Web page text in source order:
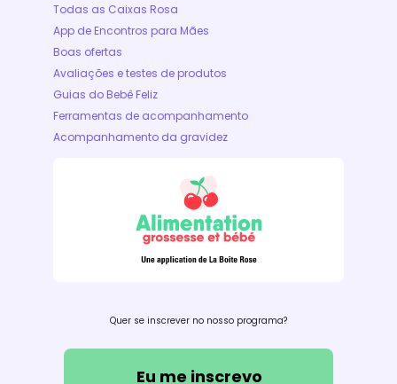
Todas as Caixas Rosa
App de Encontros para Mães
Boas ofertas
Avaliações e testes de produtos
Guias do Bebê Feliz
Ferramentas de acompanhamento
Acompanhamento da gravidez
Quer se inscrever no nosso programa?
Eu me inscrevo